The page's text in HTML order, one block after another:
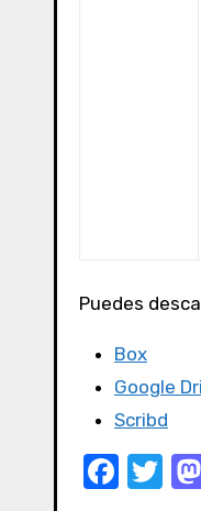
Puedes
Box
Google
Scribd
F
T